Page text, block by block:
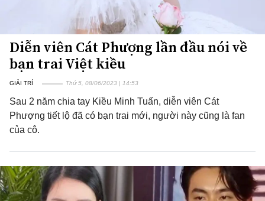
Diễn viên Cát Phượng lần đầu nói về
bạn trai Việt kiều
GIẢI TRÍ Thứ 5, 08/06/2023 | 14:53
Sau 2 năm chia tay Kiều Minh Tuấn, diễn viên Cát
Phượng tiết lộ đã có bạn trai mới, người này cũng là fan
của cô.